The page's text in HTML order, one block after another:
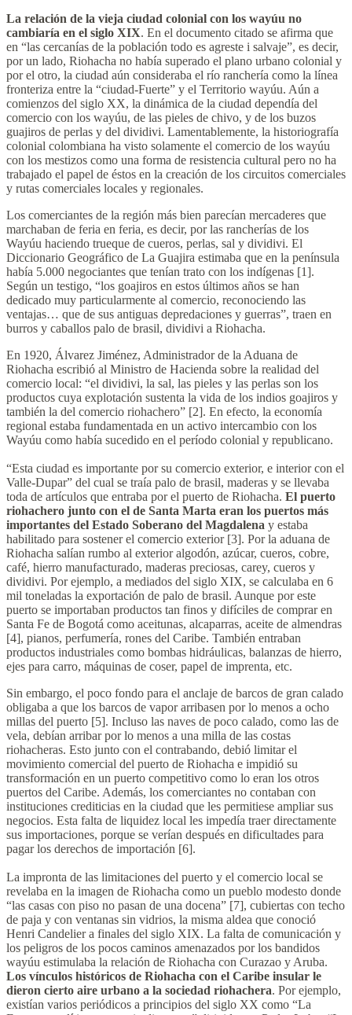
La relación de la vieja ciudad colonial con los wayúu no
cambiaría en el siglo XIX. En el documento citado se afirma que
en “las cercanías de la población todo es agreste i salvaje”, es decir,
por un lado, Riohacha no había superado el plano urbano colonial y
por el otro, la ciudad aún consideraba el río ranchería como la línea
fronteriza entre la “ciudad-Fuerte” y el Territorio wayúu. Aún a
comienzos del siglo XX, la dinámica de la ciudad dependía del
comercio con los wayúu, de las pieles de chivo, y de los buzos
guajiros de perlas y del dividivi. Lamentablemente, la historiografía
colonial colombiana ha visto solamente el comercio de los wayúu
con los mestizos como una forma de resistencia cultural pero no ha
trabajado el papel de éstos en la creación de los circuitos comerciales
y rutas comerciales locales y regionales.
Los comerciantes de la región más bien parecían mercaderes que
marchaban de feria en feria, es decir, por las rancherías de los
Wayúu haciendo trueque de cueros, perlas, sal y dividivi. El
Diccionario Geográfico de La Guajira estimaba que en la península
había 5.000 negociantes que tenían trato con los indígenas [1].
Según un testigo, “los goajiros en estos últimos años se han
dedicado muy particularmente al comercio, reconociendo las
ventajas… que de sus antiguas depredaciones y guerras”, traen en
burros y caballos palo de brasil, dividivi a Riohacha.
En 1920, Álvarez Jiménez, Administrador de la Aduana de
Riohacha escribió al Ministro de Hacienda sobre la realidad del
comercio local: “el dividivi, la sal, las pieles y las perlas son los
productos cuya explotación sustenta la vida de los indios goajiros y
también la del comercio riohachero” [2]. En efecto, la economía
regional estaba fundamentada en un activo intercambio con los
Wayúu como había sucedido en el período colonial y republicano.
“Esta ciudad es importante por su comercio exterior, e interior con el
Valle-Dupar” del cual se traía palo de brasil, maderas y se llevaba
toda de artículos que entraba por el puerto de Riohacha. El puerto
riohachero junto con el de Santa Marta eran los puertos más
importantes del Estado Soberano del Magdalena y estaba
habilitado para sostener el comercio exterior [3]. Por la aduana de
Riohacha salían rumbo al exterior algodón, azúcar, cueros, cobre,
café, hierro manufacturado, maderas preciosas, carey, cueros y
dividivi. Por ejemplo, a mediados del siglo XIX, se calculaba en 6
mil toneladas la exportación de palo de brasil. Aunque por este
puerto se importaban productos tan finos y difíciles de comprar en
Santa Fe de Bogotá como aceitunas, alcaparras, aceite de almendras
[4], pianos, perfumería, rones del Caribe. También entraban
productos industriales como bombas hidráulicas, balanzas de hierro,
ejes para carro, máquinas de coser, papel de imprenta, etc.
Sin embargo, el poco fondo para el anclaje de barcos de gran calado
obligaba a que los barcos de vapor arribasen por lo menos a ocho
millas del puerto [5]. Incluso las naves de poco calado, como las de
vela, debían arribar por lo menos a una milla de las costas
riohacheras. Esto junto con el contrabando, debió limitar el
movimiento comercial del puerto de Riohacha e impidió su
transformación en un puerto competitivo como lo eran los otros
puertos del Caribe. Además, los comerciantes no contaban con
instituciones crediticias en la ciudad que les permitiese ampliar sus
negocios. Esta falta de liquidez local les impedía traer directamente
sus importaciones, porque se verían después en dificultades para
pagar los derechos de importación [6].
La impronta de las limitaciones del puerto y el comercio local se
revelaba en la imagen de Riohacha como un pueblo modesto donde
“las casas con piso no pasan de una docena” [7], cubiertas con techo
de paja y con ventanas sin vidrios, la misma aldea que conoció
Henri Candelier a finales del siglo XIX. La falta de comunicación y
los peligros de los pocos caminos amenazados por los bandidos
wayúu estimulaba la relación de Riohacha con Curazao y Aruba.
Los vínculos históricos de Riohacha con el Caribe insular le
dieron cierto aire urbano a la sociedad riohachera. Por ejemplo,
existían varios periódicos a principios del siglo XX como “La